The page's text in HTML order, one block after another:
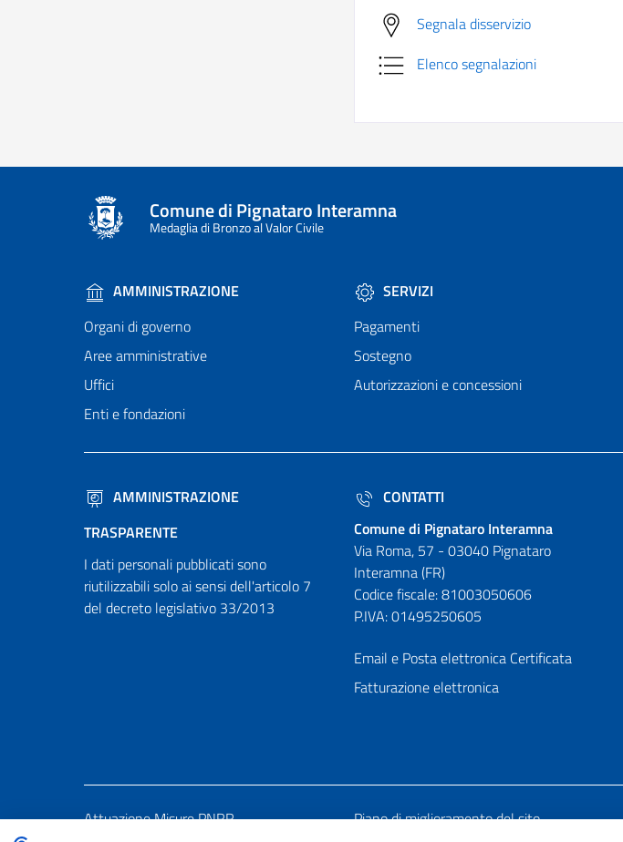
Segnala disservizio
Elenco segnalazioni
Comune di Pignataro Interamna
Medaglia di Bronzo al Valor Civile
AMMINISTRAZIONE
Organi di governo
Aree amministrative
Uffici
Enti e fondazioni
SERVIZI
Pagamenti
Sostegno
Autorizzazioni e concessioni
AMMINISTRAZIONE
TRASPARENTE
I dati personali pubblicati sono
riutilizzabili solo ai sensi dell'articolo 7
del decreto legislativo 33/2013
CONTATTI
Comune di Pignataro Interamna
Via Roma, 57 - 03040 Pignataro
Interamna (FR)
Codice fiscale: 81003050606
P.IVA: 01495250605
Email e Posta elettronica Certificata
Fatturazione elettronica
Attuazione Misure PNRR Piano di miglioramento del sito